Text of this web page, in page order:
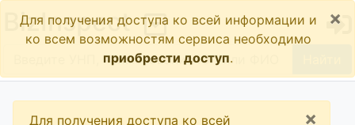
BizInspect
Для получения доступа ко всей информации и
ко всем возможностям сервиса необходимо
приобрести доступ.
×
Для получения доступа ко всей
×